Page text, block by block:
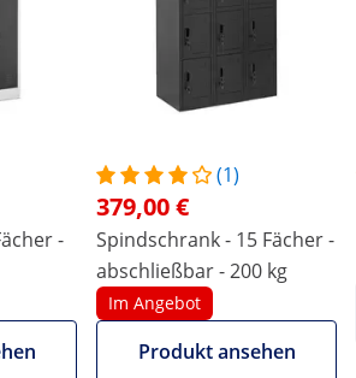
-
(1)
379,00 €
Spindschrank - 15 Fächer -
abschließbar - 200 kg
Im Angebot
Produkt ansehen